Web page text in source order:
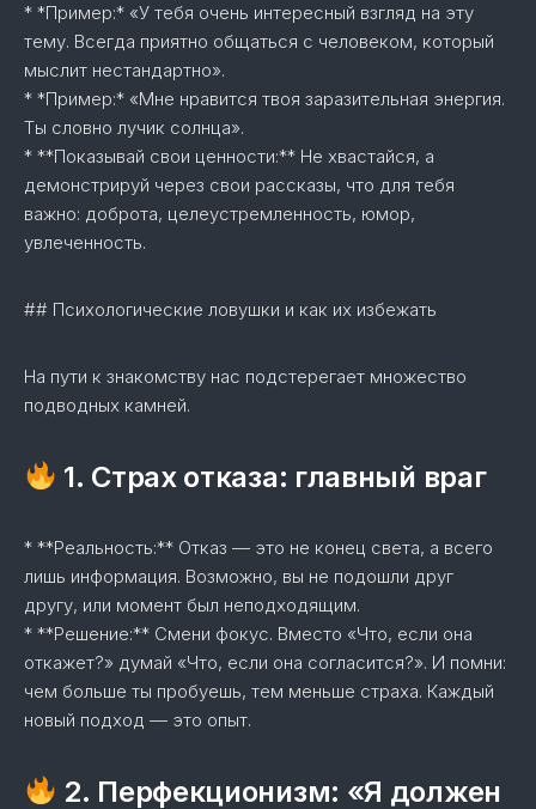
* *Пример:* «У тебя очень интересный взгляд на эту
тему. Всегда приятно общаться с человеком, который
мыслит нестандартно».
* *Пример:* «Мне нравится твоя заразительная энергия.
Ты словно лучик солнца».
* **Показывай свои ценности:** Не хвастайся, а
демонстрируй через свои рассказы, что для тебя
важно: доброта, целеустремленность, юмор,
увлеченность.
## Психологические ловушки и как их избежать
На пути к знакомству нас подстерегает множество
подводных камней.
1. Страх отказа: главный враг
* **Реальность:** Отказ — это не конец света, а всего
лишь информация. Возможно, вы не подошли друг
другу, или момент был неподходящим.
* **Решение:** Смени фокус. Вместо «Что, если она
откажет?» думай «Что, если она согласится?». И помни:
чем больше ты пробуешь, тем меньше страха. Каждый
новый подход — это опыт.
2. Перфекционизм: «Я должен